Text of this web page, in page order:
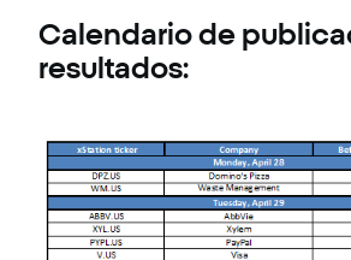
Calendario de
resultados: